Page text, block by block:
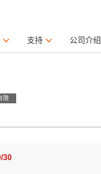
支持 公司介绍
限
30